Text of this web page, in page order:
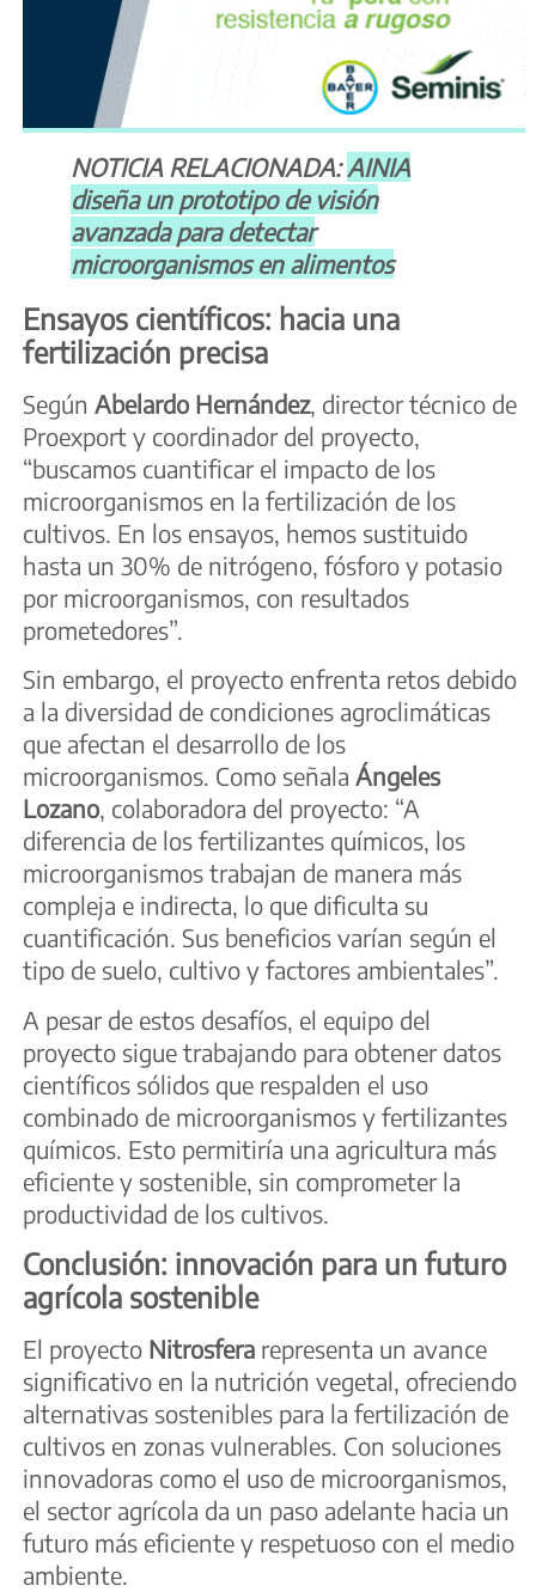
NOTICIA RELACIONADA:AINIA
diseña un prototipo de visión
avanzada para detectar
microorganismos en alimentos
Ensayos científicos: hacia una
fertilización precisa
Según Abelardo Hernández, director técnico de
Proexport y coordinador del proyecto,
“buscamos cuantificar el impacto de los
microorganismos en la fertilización de los
cultivos. En los ensayos, hemos sustituido
hasta un 30% de nitrógeno, fósforo y potasio
por microorganismos, con resultados
prometedores”.
Sin embargo, el proyecto enfrenta retos debido
a la diversidad de condiciones agroclimáticas
que afectan el desarrollo de los
microorganismos. Como señala Ángeles
Lozano, colaboradora del proyecto: “A
diferencia de los fertilizantes químicos, los
microorganismos trabajan de manera más
compleja e indirecta, lo que dificulta su
cuantificación. Sus beneficios varían según el
tipo de suelo, cultivo y factores ambientales”.
A pesar de estos desafíos, el equipo del
proyecto sigue trabajando para obtener datos
científicos sólidos que respalden el uso
combinado de microorganismos y fertilizantes
químicos. Esto permitiría una agricultura más
eficiente y sostenible, sin comprometer la
productividad de los cultivos.
Conclusión: innovación para un futuro
agrícola sostenible
El proyecto Nitrosfera representa un avance
significativo en la nutrición vegetal, ofreciendo
alternativas sostenibles para la fertilización de
cultivos en zonas vulnerables. Con soluciones
innovadoras como el uso de microorganismos,
el sector agrícola da un paso adelante hacia un
futuro más eficiente y respetuoso con el medio
ambiente.